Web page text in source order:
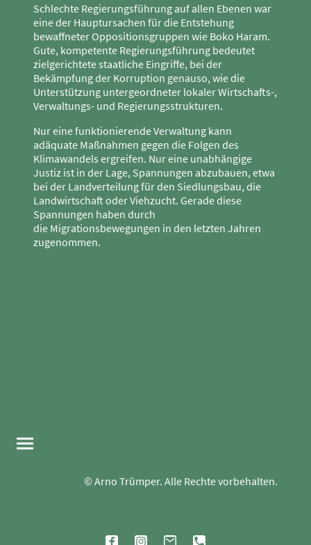
Schlechte Regierungsführung auf allen Ebenen war
eine der Hauptursachen für die Entstehung
bewaffneter Oppositionsgruppen wie Boko Haram.
Gute, kompetente Regierungsführung bedeutet
zielgerichtete staatliche Eingriffe, bei der
Bekämpfung der Korruption genauso, wie die
Unterstützung untergeordneter lokaler Wirtschafts-,
Verwaltungs- und Regierungsstrukturen.
Nur eine funktionierende Verwaltung kann
adäquate Maßnahmen gegen die Folgen des
Klimawandels ergreifen. Nur eine unabhängige
Justiz ist in der Lage, Spannungen abzubauen, etwa
bei der Landverteilung für den Siedlungsbau, die
Landwirtschaft oder Viehzucht. Gerade diese
Spannungen haben durch
die Migrationsbewegungen in den letzten Jahren
zugenommen.
© Arno Trümper. Alle Rechte vorbehalten.